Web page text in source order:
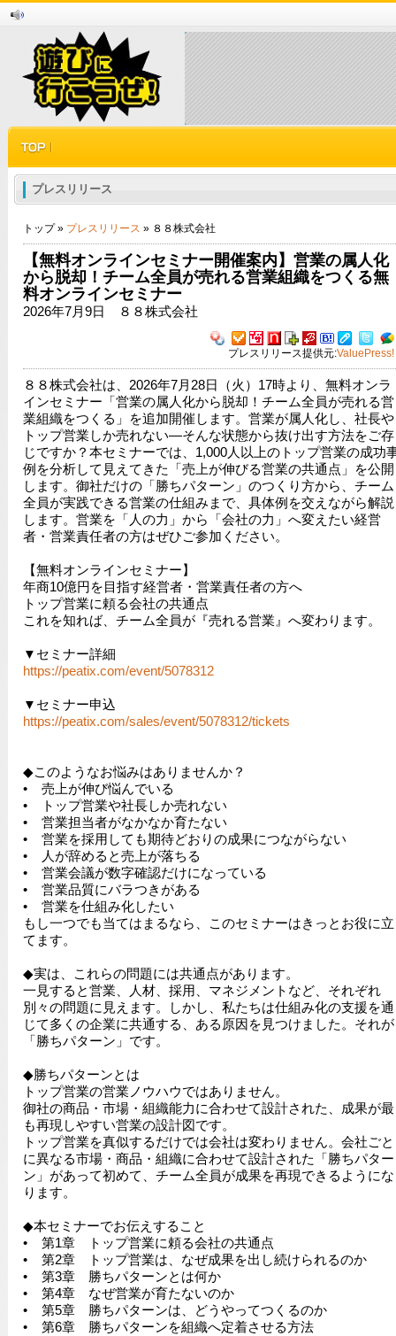
プレスリリース
トップ » プレスリリース » ８８株式会社
【無料オンラインセミナー開催案内】営業の属人化
から脱却！チーム全員が売れる営業組織をつくる無
料オンラインセミナー
2026年7月9日 ８８株式会社
プレスリリース提供元:ValuePress!
８８株式会社は、2026年7月28日（火）17時より、無料オンラ
インセミナー「営業の属人化から脱却！チーム全員が売れる営
業組織をつくる」を追加開催します。営業が属人化し、社長や
トップ営業しか売れない―そんな状態から抜け出す方法をご存
じですか？本セミナーでは、1,000人以上のトップ営業の成功
例を分析して見えてきた「売上が伸びる営業の共通点」を公開
します。御社だけの「勝ちパターン」のつくり方から、チーム
全員が実践できる営業の仕組みまで、具体例を交えながら解説
します。営業を「人の力」から「会社の力」へ変えたい経営
者・営業責任者の方はぜひご参加ください。
【無料オンラインセミナー】
年商10億円を目指す経営者・営業責任者の方へ
トップ営業に頼る会社の共通点
これを知れば、チーム全員が『売れる営業』へ変わります。
▼セミナー詳細
https://peatix.com/event/5078312
▼セミナー申込
https://peatix.com/sales/event/5078312/tickets
◆このようなお悩みはありませんか？
• 売上が伸び悩んでいる
• トップ営業や社長しか売れない
• 営業担当者がなかなか育たない
• 営業を採用しても期待どおりの成果につながらない
• 人が辞めると売上が落ちる
• 営業会議が数字確認だけになっている
• 営業品質にバラつきがある
• 営業を仕組み化したい
もし一つでも当てはまるなら、このセミナーはきっとお役に立
てます。
◆実は、これらの問題には共通点があります。
一見すると営業、人材、採用、マネジメントなど、それぞれ
別々の問題に見えます。しかし、私たちは仕組み化の支援を通
じて多くの企業に共通する、ある原因を見つけました。それが
「勝ちパターン」です。
◆勝ちパターンとは
トップ営業の営業ノウハウではありません。
御社の商品・市場・組織能力に合わせて設計された、成果が最
も再現しやすい営業の設計図です。
トップ営業を真似するだけでは会社は変わりません。会社ごと
に異なる市場・商品・組織に合わせて設計された「勝ちパター
ン」があって初めて、チーム全員が成果を再現できるようにな
ります。
◆本セミナーでお伝えすること
• 第1章 トップ営業に頼る会社の共通点
• 第2章 トップ営業は、なぜ成果を出し続けられるのか
• 第3章 勝ちパターンとは何か
• 第4章 なぜ営業が育たないのか
• 第5章 勝ちパターンは、どうやってつくるのか
• 第6章 勝ちパターンを組織へ定着させる方法